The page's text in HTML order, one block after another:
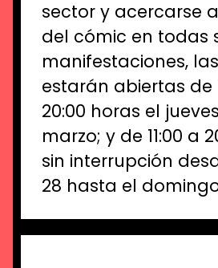
sector y acercarse
del cómic en todas
manifestaciones,
estarán abiertas de
20:00 horas el
marzo; y de 11:00 a
sin interrupción
28 hasta el